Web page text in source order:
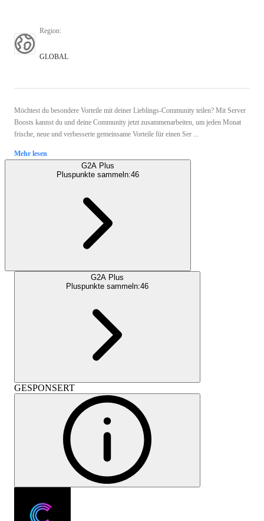
Region:
GLOBAL
Möchtest du besondere Vorteile mit deiner Lieblings-Community teilen? Mit Server
Boosts kannst du und deine Community jetzt zusammenarbeiten, um jeden Monat
frische, neue und verbesserte gemeinsame Vorteile für einen Ser ...
Mehr lesen
G2A Plus
Pluspunkte sammeln:46
G2A Plus
Pluspunkte sammeln:46
GESPONSERT